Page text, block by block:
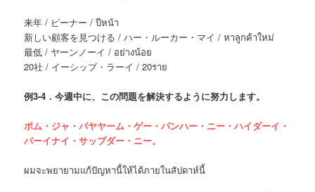
来年 / ピーナー / ปีหน้า
新しい顧客を見つける / ハー・ルーカー・マイ / หาลูกค้าใหม่
最低 / ヤーンノーイ / อย่างน้อย
20社 / イーシップ・ラーイ / 20ราย
例3-4．今週中に、この問題を解決するように努力します。
ポム・ジャ・パヤヤーム・ゲー・パンハー・ニー・ハイダーイ・
パーイナイ・サップダー・ニー。
ผมจะพยายามแก้ปัญหานี้ให้ได้ภายในสัปดาห์นี้